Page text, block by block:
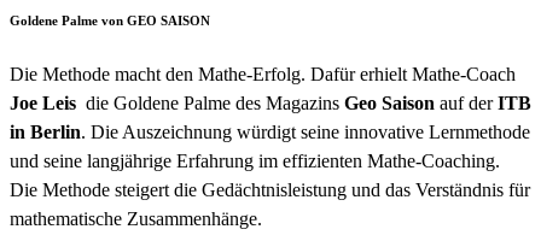
Goldene Palme von GEO SAISON
Die Methode macht den Mathe-Erfolg. Dafür erhielt Mathe-Coach
Joe Leis die Goldene Palme des Magazins Geo Saison auf derITB
in Berlin. Die Auszeichnung würdigt seine innovative Lernmethode
und seine langjährige Erfahrung im effizienten Mathe-Coaching.
Die Methode steigert die Gedächtnisleistung und das Verständnis für
mathematische Zusammenhänge.